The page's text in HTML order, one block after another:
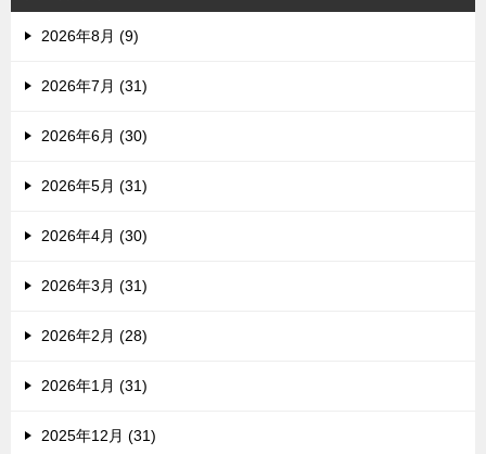
2026年8月 (9)
2026年7月 (31)
2026年6月 (30)
2026年5月 (31)
2026年4月 (30)
2026年3月 (31)
2026年2月 (28)
2026年1月 (31)
2025年12月 (31)